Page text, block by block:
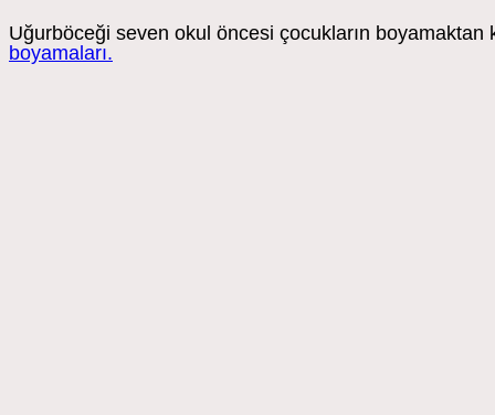
Uğurböceği seven okul öncesi çocukların boyamaktan
boyamaları.